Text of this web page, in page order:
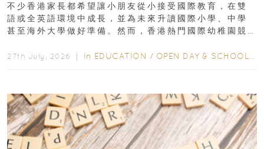
不少香港家長都希望讓小朋友從小接受國際教育，在雙
語或全英語環境中成長，並為未來升讀國際小學、中學
甚至海外大學做好準備。然而，香港熱門國際幼稚園競
27th July, 2026 ｜ In EDUCATION / OPEN DAY & SCHOOL EVENTS